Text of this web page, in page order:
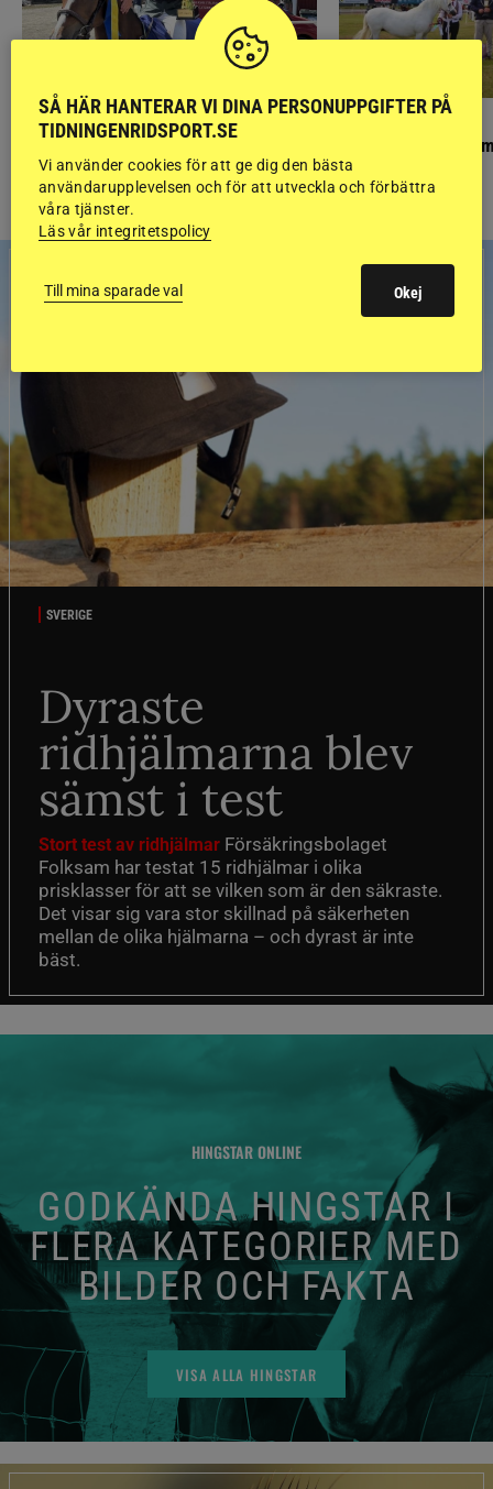
PONNYPAPPAN
Ponnypappan: Kärlek från första gnägget Finaldag med
SVERIGE
Dyraste
ridhjälmarna blev
sämst i test
Stort test av ridhjälmar Försäkringsbolaget
Folksam har testat 15 ridhjälmar i olika
prisklasser för att se vilken som är den säkraste.
Det visar sig vara stor skillnad på säkerheten
mellan de olika hjälmarna – och dyrast är inte
bäst.
HINGSTAR ONLINE
GODKÄNDA HINGSTAR I
FLERA KATEGORIER MED
BILDER OCH FAKTA
VISA ALLA HINGSTAR
SÅ HÄR HANTERAR VI DINA PERSONUPPGIFTER PÅ
TIDNINGENRIDSPORT.SE
Vi använder cookies för att ge dig den bästa
användarupplevelsen och för att utveckla och förbättra
våra tjänster.
Läs vår integritetspolicy
Till mina sparade val Okej